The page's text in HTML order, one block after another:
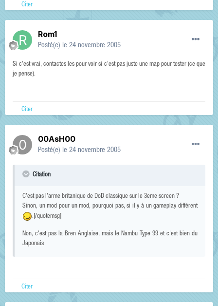
Citer
Rom1
Posté(e) le 24 novembre 2005
Si c'est vrai, contactes les pour voir si c'est pas juste une map pour tester (ce que
je pense).
Citer
00AsH00
Posté(e) le 24 novembre 2005
Citation
C'est pas l'arme britanique de DoD classique sur le 3eme screen ?
Sinon, un mod pour un mod, pourquoi pas, si il y à un gameplay différent
.[/quotemsg]
Non, c'est pas la Bren Anglaise, mais le Nambu Type 99 et c'est bien du
Japonais
Citer